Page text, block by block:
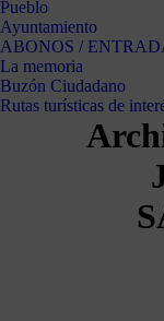
Pueblo
Ayuntamiento
ABONOS /
La memoria
Buzón Ciudadano
Rutas turísticas de